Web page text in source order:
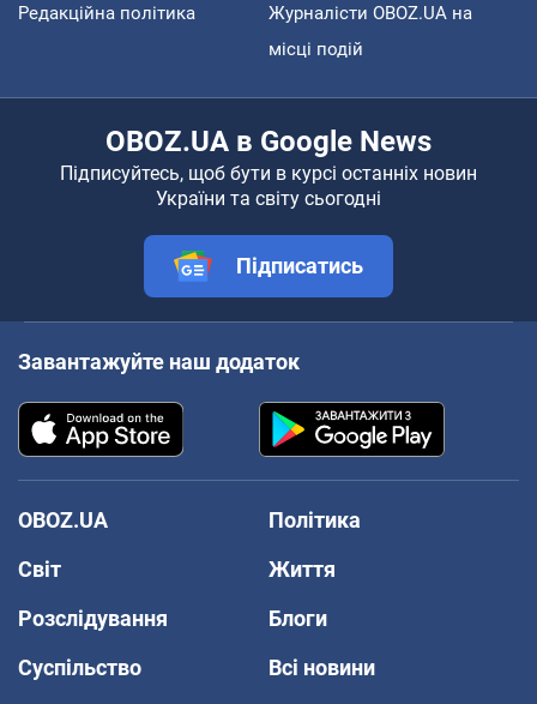
Редакційна політика
Журналісти OBOZ.UA на
місці подій
OBOZ.UA в Google News
Підписуйтесь, щоб бути в курсі останніх новин
України та світу сьогодні
Підписатись
Завантажуйте наш додаток
OBOZ.UA
Політика
Світ
Життя
Розслідування
Блоги
Суспільство
Всі новини